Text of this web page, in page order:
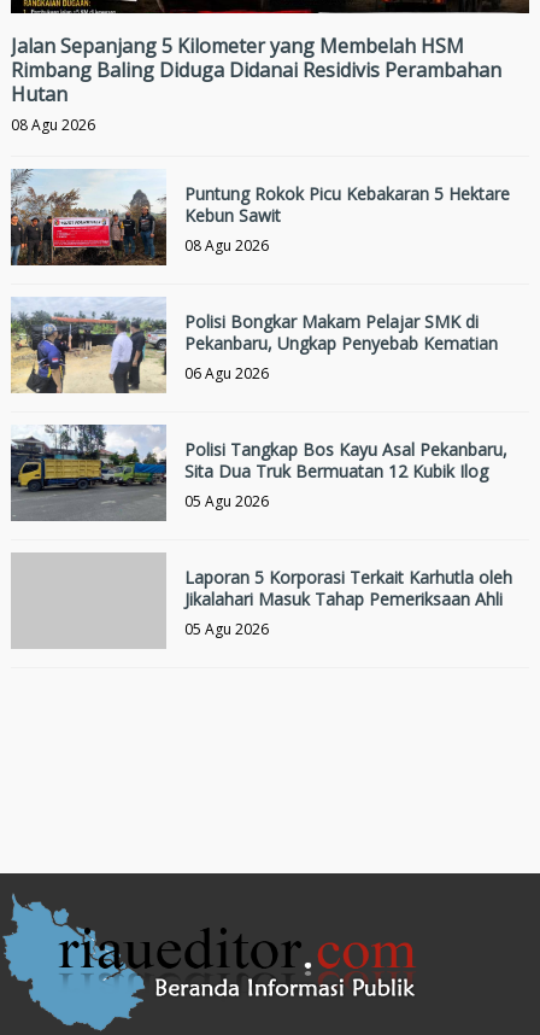
Jalan Sepanjang 5 Kilometer yang Membelah HSM
Rimbang Baling Diduga Didanai Residivis Perambahan
Hutan
08 Agu 2026
Puntung Rokok Picu Kebakaran 5 Hektare
Kebun Sawit
08 Agu 2026
Polisi Bongkar Makam Pelajar SMK di
Pekanbaru, Ungkap Penyebab Kematian
06 Agu 2026
Polisi Tangkap Bos Kayu Asal Pekanbaru,
Sita Dua Truk Bermuatan 12 Kubik Ilog
05 Agu 2026
Laporan 5 Korporasi Terkait Karhutla oleh
Jikalahari Masuk Tahap Pemeriksaan Ahli
05 Agu 2026